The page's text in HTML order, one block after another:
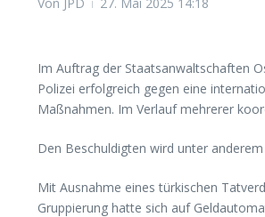
Im Auftrag der Staatsanwaltschaften
Polizei erfolgreich gegen eine
Maßnahmen. Im Verlauf mehrerer
Den Beschuldigten wird unter
Mit Ausnahme eines türkischen
Gruppierung hatte sich auf